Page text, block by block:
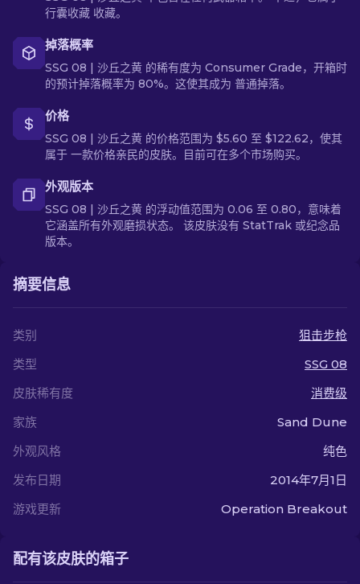
行囊收藏 收藏。
掉落概率
SSG 08 | 沙丘之黄 的稀有度为 Consumer Grade，开箱时
的预计掉落概率为 80%。这使其成为 普通掉落。
价格
SSG 08 | 沙丘之黄 的价格范围为 $5.60 至 $122.62，使其
属于 一款价格亲民的皮肤。目前可在多个市场购买。
外观版本
SSG 08 | 沙丘之黄 的浮动值范围为 0.06 至 0.80，意味着
它涵盖所有外观磨损状态。 该皮肤没有 StatTrak 或纪念品
版本。
摘要信息
类别
狙击步枪
类型
SSG 08
皮肤稀有度
消费级
家族
Sand Dune
外观风格
纯色
发布日期
2014年7月1日
游戏更新
Operation Breakout
配有该皮肤的箱子